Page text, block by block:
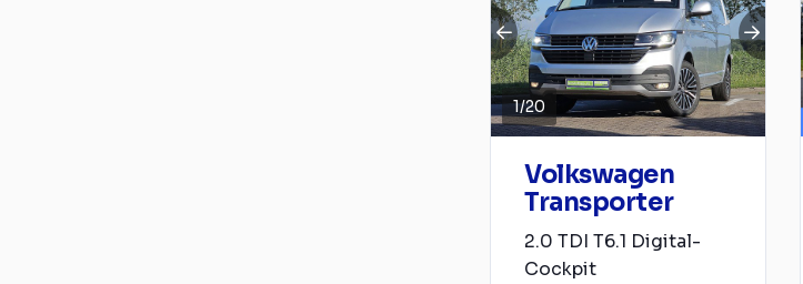
1/20
Volkswagen
Transporter
2.0 TDI T6.1 Digital-
Cockpit